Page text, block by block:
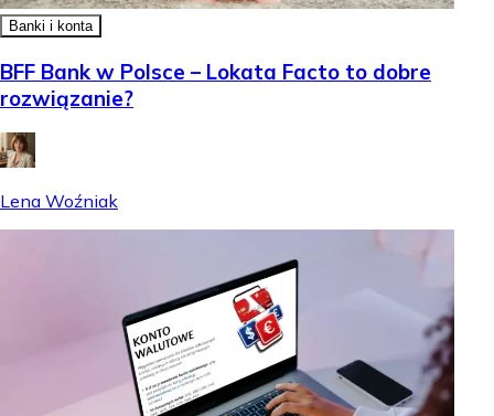
Banki i konta
BFF Bank w Polsce – Lokata Facto to dobre
rozwiązanie?
Lena Woźniak